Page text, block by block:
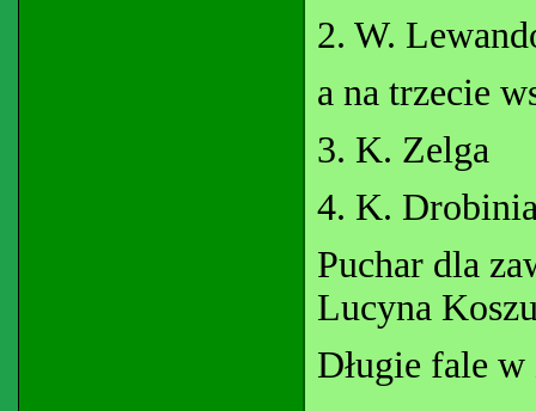
2. W.
a na trzecie
3. K. Zelga
4. K.
Puchar dla
Lucyna
Długie fale w